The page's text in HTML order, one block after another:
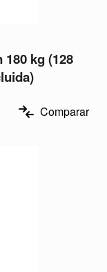
kg (128
Comparar